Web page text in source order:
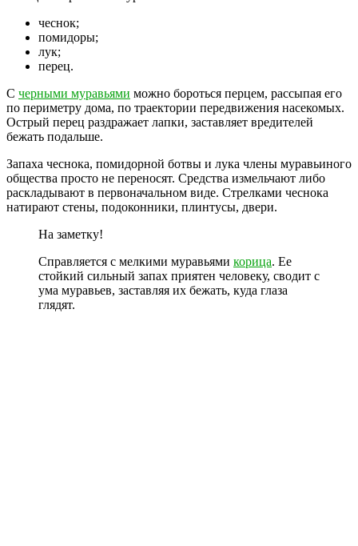
чеснок;
помидоры;
лук;
перец.
С черными муравьями можно бороться перцем, рассыпая его
по периметру дома, по траектории передвижения насекомых.
Острый перец раздражает лапки, заставляет вредителей
бежать подальше.
Запаха чеснока, помидорной ботвы и лука члены муравьиного
общества просто не переносят. Средства измельчают либо
раскладывают в первоначальном виде. Стрелками чеснока
натирают стены, подоконники, плинтусы, двери.
На заметку!
Справляется с мелкими муравьями корица. Ее
стойкий сильный запах приятен человеку, сводит с
ума муравьев, заставляя их бежать, куда глаза
глядят.